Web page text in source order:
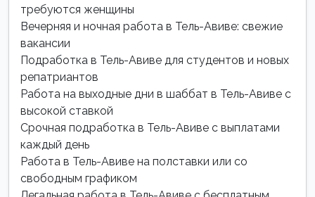
требуются женщины
Вечерняя и ночная работа в Тель-Авиве: свежие
вакансии
Подработка в Тель-Авиве для студентов и новых
репатриантов
Работа на выходные дни в шаббат в Тель-Авиве с
высокой ставкой
Срочная подработка в Тель-Авиве с выплатами
каждый день
Работа в Тель-Авиве на полставки или со
свободным графиком